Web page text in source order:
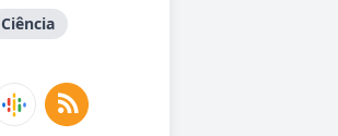
Ciência